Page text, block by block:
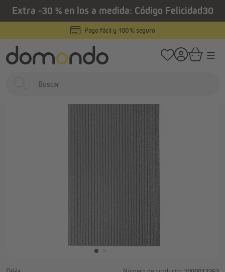
principal
Extra -30 % en los a medida: Código Felicidad30
Pago fácil y 100 % seguro
Home Estores exteriores / Persianas / Aislamientos para cajones de